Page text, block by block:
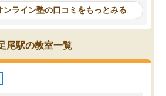
理ができない人に
あるのではない
元数が可視化されるので
しながら意欲的に取り組
常に効果を実感している
すめできる塾です。
ンライン塾の口コミをもっとみる
尾駅の教室一覧